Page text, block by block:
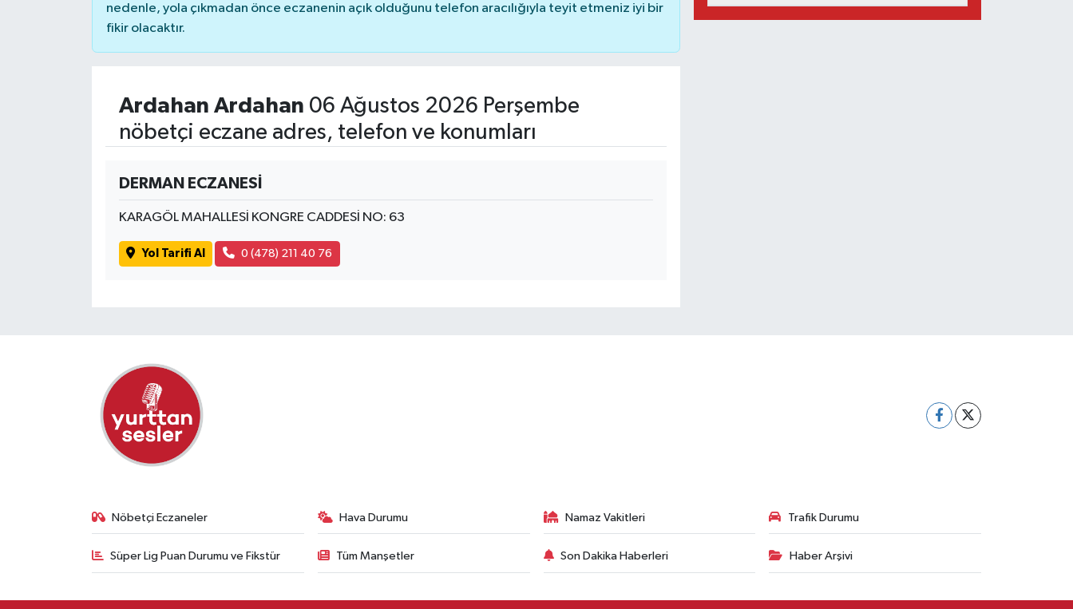
nedenle, yola çıkmadan önce eczanenin açık olduğunu telefon aracılığıyla teyit etmeniz iyi bir
fikir olacaktır.
Ardahan Ardahan 06 Ağustos 2026 Perşembe
nöbetçi eczane adres, telefon ve konumları
DERMAN ECZANESİ
KARAGÖL MAHALLESİ KONGRE CADDESİ NO: 63
Yol Tarifi Al 0 (478) 211 40 76
Nöbetçi Eczaneler Hava Durumu Namaz Vakitleri Trafik Durumu
Süper Lig Puan Durumu ve Fikstür Tüm Manşetler Son Dakika Haberleri Haber Arşivi